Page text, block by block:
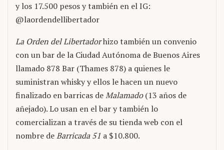
y los 17.500 pesos y también en el IG:
@laordendellibertador
La Orden del Libertadorhizo también un convenio
con un bar de la Ciudad Autónoma de Buenos Aires
llamado 878 Bar (Thames 878) a quienes le
suministran whisky y ellos le hacen un nuevo
finalizado en barricas deMalamado(13 años de
añejado). Lo usan en el bar y también lo
comercializan a través de su tienda web con el
nombre deBarricada 51 a $10.800.